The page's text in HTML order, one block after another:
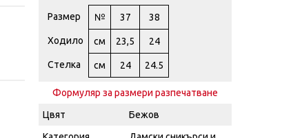
Размер № 37 38
Ходило см 23,5 24
Стелка см 24 24.5
Формуляр за размери разпечатване
Цвят
Бежов